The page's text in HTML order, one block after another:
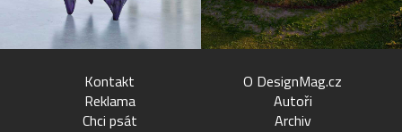
Kontakt
Reklama
Chci psát
O DesignMag.cz
Autoři
Archiv